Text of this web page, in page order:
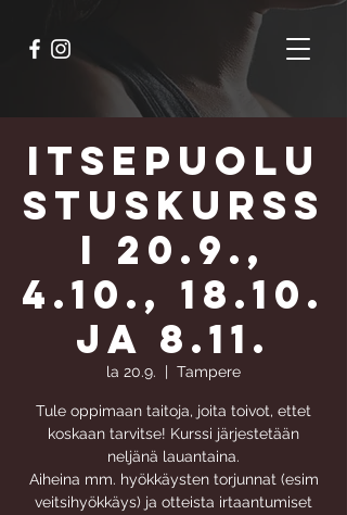
Itsepuolu
stuskurss
i 20.9.,
4.10., 18.10.
ja 8.11.
la 20.9.
  |
Tampere
Tule oppimaan taitoja, joita toivot, ettet
koskaan tarvitse! Kurssi järjestetään
neljänä lauantaina.
Aiheina mm. hyökkäysten torjunnat (esim
veitsihyökkäys) ja otteista irtaantumiset